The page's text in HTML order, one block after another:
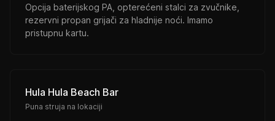
Opcija baterijskog PA, opterećeni stalci za zvučnike,
rezervni propan grijači za hladnije noći. Imamo
pristupnu kartu.
Hula Hula Beach Bar
Puna struja na lokaciji